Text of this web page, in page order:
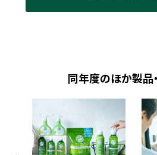
同年度のほか製品